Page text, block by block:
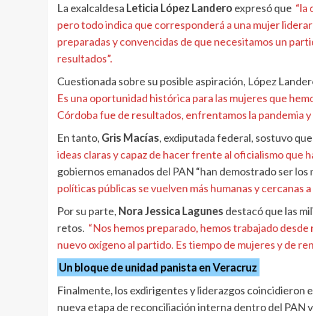
La exalcaldesa Leticia López Landero expresó que “la
pero todo indica que corresponderá a una mujer
preparadas y convencidas de que necesitamos un
resultados”.
Cuestionada sobre su posible aspiración, López
Es una oportunidad histórica para las mujeres que
Córdoba fue de resultados, enfrentamos la pandemia
En tanto, Gris Macías, exdiputada federal, sostuvo
ideas claras y capaz de hacer frente al oficialismo que
gobiernos emanados del PAN “han demostrado ser
políticas públicas se vuelven más humanas y cercanas a
Por su parte, Nora Jessica Lagunes destacó que las
retos. “Nos hemos preparado, hemos trabajado
nuevo oxígeno al partido. Es tiempo de mujeres y de
Un bloque de unidad panista en Veracruz
Finalmente, los exdirigentes y liderazgos coincidieron
nueva etapa de reconciliación interna dentro del PAN